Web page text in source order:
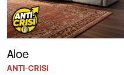
Aloe
ANTI-CRISI